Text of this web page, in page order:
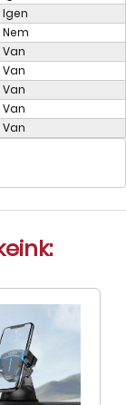
Igen
Nem
Van
Van
Van
Van
Van